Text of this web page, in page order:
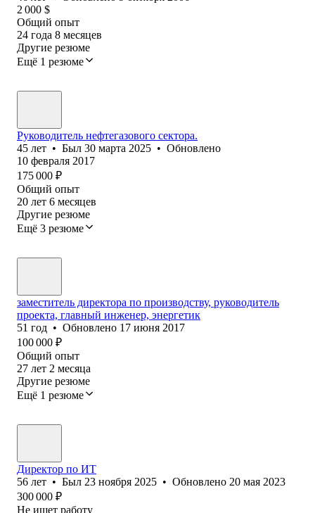
2 000 $
Общий опыт
24 года 8 месяцев
Другие резюме
Ещё 1 резюме
Руководитель нефтегазового сектора.
45 лет • Был 30 марта 2025 • Обновлено
10 февраля 2017
175 000 ₽
Общий опыт
20 лет 6 месяцев
Другие резюме
Ещё 3 резюме
заместитель директора по производству, руководитель
проекта, главный инженер, энергетик
51 год • Обновлено 17 июня 2017
100 000 ₽
Общий опыт
27 лет 2 месяца
Другие резюме
Ещё 1 резюме
Директор по ИТ
56 лет • Был 23 ноября 2025 • Обновлено 20 мая 2023
300 000 ₽
Не ищет работу